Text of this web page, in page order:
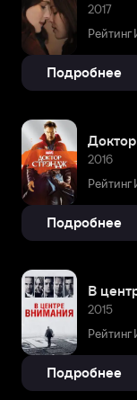
2017
Рейтинг
Подробнее
2016
Рейтинг
Подробнее
В
2015
Рейтинг
Подробнее